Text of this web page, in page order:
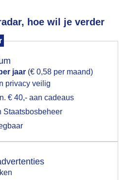
hoe wil je verder
jaar (€ 0,58 per maand)
privacy veilig
€ 40,- aan cadeaus
Staatsbosbeheer
het Spaarne
gebruiken voor het
akkoord op hebt gegeven,
up uit je browser waarin
toon de popup